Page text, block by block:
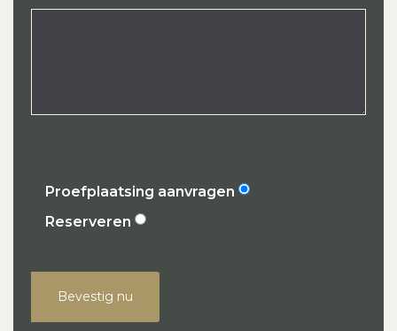
Proefplaatsing aanvragen
Reserveren
Bevestig nu